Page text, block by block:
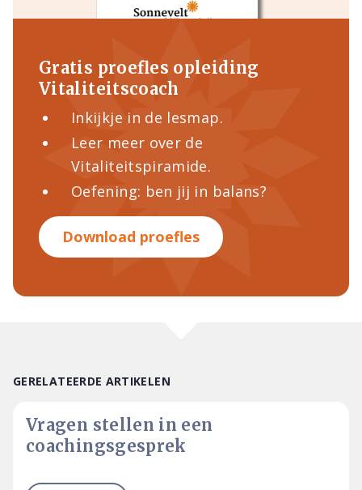
Gratis proefles opleiding
Vitaliteitscoach
Inkijkje in de lesmap.
Leer meer over de
Vitaliteitspiramide.
Oefening: ben jij in balans?
Download proefles
GERELATEERDE ARTIKELEN
Vragen stellen in een
coachingsgesprek